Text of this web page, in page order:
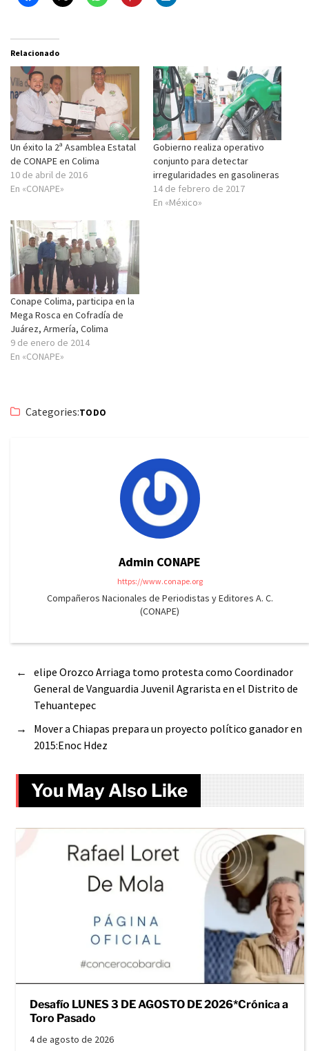
Relacionado
Un éxito la 2ª Asamblea Estatal
de CONAPE en Colima
10 de abril de 2016
En «CONAPE»
Gobierno realiza operativo
conjunto para detectar
irregularidades en gasolineras
14 de febrero de 2017
En «México»
Conape Colima, participa en la
Mega Rosca en Cofradía de
Juárez, Armería, Colima
9 de enero de 2014
En «CONAPE»
Categories:TODO
Admin CONAPE
https://www.conape.org
Compañeros Nacionales de Periodistas y Editores A. C.
(CONAPE)
←
elipe Orozco Arriaga tomo protesta como Coordinador
General de Vanguardia Juvenil Agrarista en el Distrito de
Tehuantepec
→
Mover a Chiapas prepara un proyecto político ganador en
2015:Enoc Hdez
You May Also Like
Desafío LUNES 3 DE AGOSTO DE 2026*Crónica a
Toro Pasado
4 de agosto de 2026